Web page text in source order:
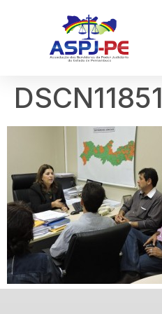
DSCN11851